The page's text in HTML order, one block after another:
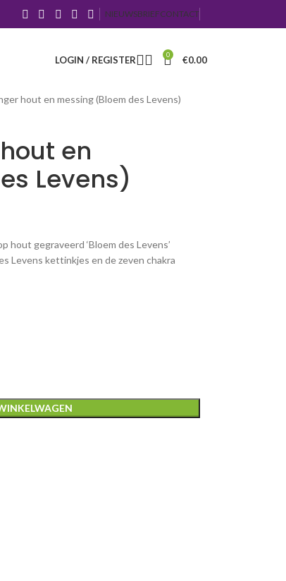
NIEUWSBRIEFCONTACT
LOGIN / REGISTER 0 €0.00
hout en messing (Bloem des Levens)
en
Levens)
hout gegraveerd ‘Bloem des Levens’
Levens kettinkjes en de zeven chakra